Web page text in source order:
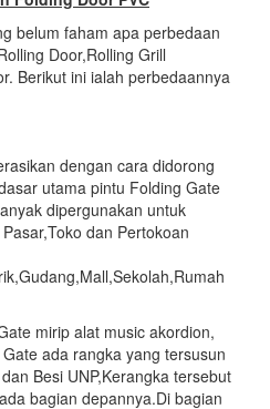
belum faham apa perbedaan
Door,Rolling Grill
Berikut ini ialah perbedaannya
dengan cara didorong
utama pintu Folding Gate
dipergunakan untuk
dan Pertokoan
mirip alat music akordion,
ada rangka yang tersusun
Besi UNP,Kerangka tersebut
bagian depannya.Di bagian